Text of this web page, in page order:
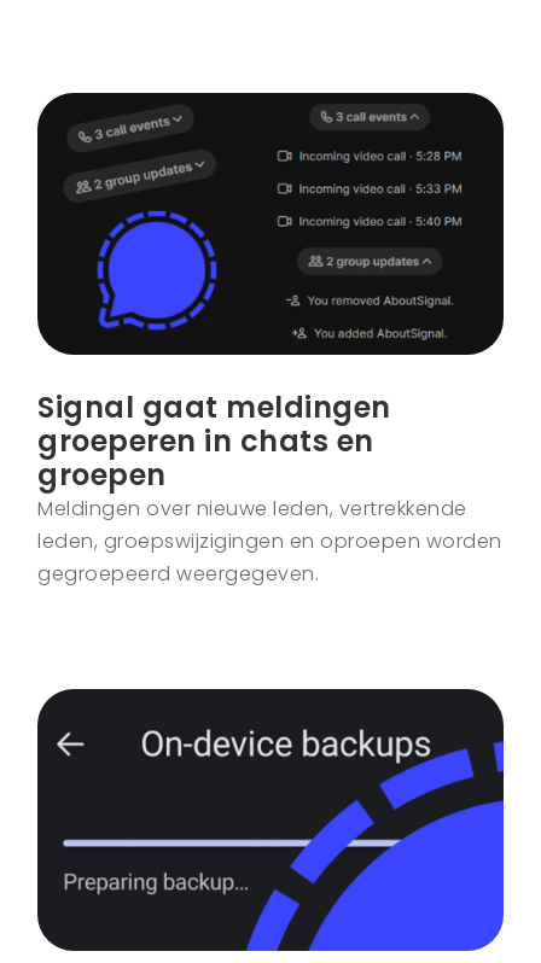
Signal gaat meldingen
groeperen in chats en
groepen
Meldingen over nieuwe leden, vertrekkende
leden, groepswijzigingen en oproepen worden
gegroepeerd weergegeven.